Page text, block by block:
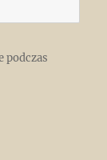
podczas